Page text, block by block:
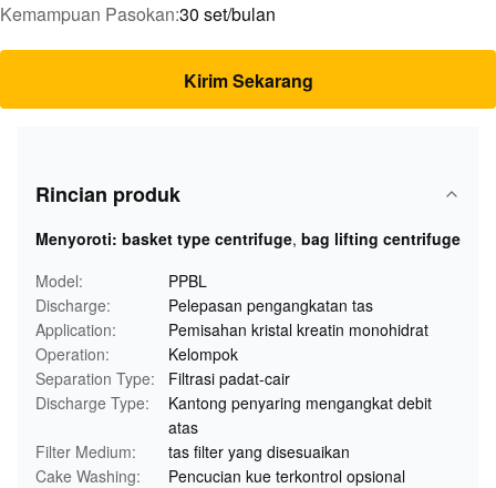
Kemampuan Pasokan:30 set/bulan
Kirim Sekarang
Rincian produk
Menyoroti: basket type centrifuge, bag lifting centrifuge
Model:
PPBL
Discharge:
Pelepasan pengangkatan tas
Application:
Pemisahan kristal kreatin monohidrat
Operation:
Kelompok
Separation Type:
Filtrasi padat-cair
Discharge Type:
Kantong penyaring mengangkat debit
atas
Filter Medium:
tas filter yang disesuaikan
Cake Washing:
Pencucian kue terkontrol opsional